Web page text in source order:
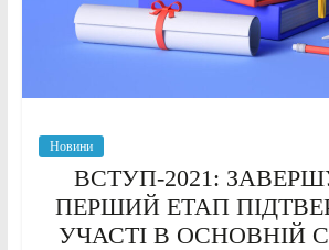
Новини
ВСТУП-2021:
ПЕРШИЙ ЕТАП
УЧАСТІ В ОСНОВНІЙ